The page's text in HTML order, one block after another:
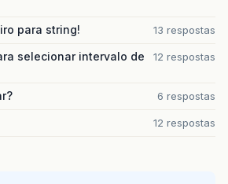
para string! 13 respostas
selecionar intervalo de
12 respostas
6 respostas
12 respostas